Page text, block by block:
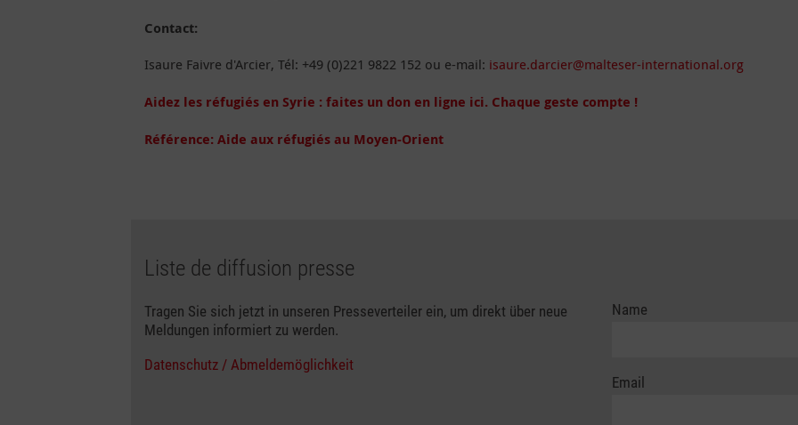
Contact:
Isaure Faivre d'Arcier, Tél: +49 (0)221 9822 152 ou e-mail: isaure.darcier@malteser-international.org
Aidez les réfugiés en Syrie : faites un don en ligne ici. Chaque geste compte !
Référence: Aide aux réfugiés au Moyen-Orient
Liste de diffusion presse
Tragen Sie sich jetzt in unseren Presseverteiler ein, um direkt über neue
Meldungen informiert zu werden.
Datenschutz / Abmeldemöglichkeit
Name
Email